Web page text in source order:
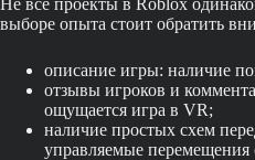
выборе опыта стоит обратить
описание игры: наличие
отзывы игроков и
ощущается игра в VR;
наличие простых схем
управляемые